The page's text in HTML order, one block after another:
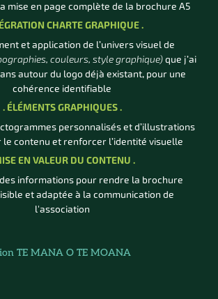
mise en page complète de la brochure A5
CHARTE GRAPHIQUE .
et application de l’univers visuel de
couleurs, style graphique)que j’ai
autour du logo déjà existant, pour une
cohérence identifiable
. ÉLÉMENTS GRAPHIQUES .
personnalisés et d’illustrations
le contenu et renforcer l’identité visuelle
EN VALEUR DU CONTENU .
informations pour rendre la brochure
et adaptée à la communication de
l'association
TE MANA O TE MOANA